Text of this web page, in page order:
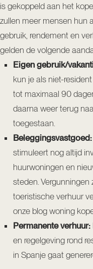
is gekoppeld aan het
zullen meer mensen hun
gebruik, rendement en
gelden de volgende
Eigen gebruik/
kun je als niet-
tot maximaal 90
daarna weer terug
toegestaan.
Beleggingsvastgoed:
stimuleert nog altijd
huurwoningen en
steden. Vergunningen
toeristische verhuur
onze blog woning
Permanente verhuur:
en regelgeving rond
in Spanje gaat